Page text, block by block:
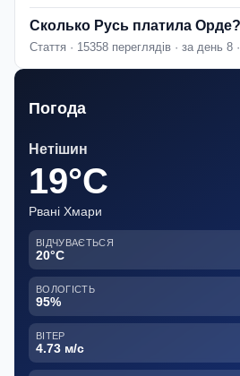
Сколько Русь платила Орде?
Стаття · 15358 переглядів · за день 8
Погода
Нетішин
19°C
Рвані Хмари
ВІДЧУВАЄТЬСЯ
20°C
ВОЛОГІСТЬ
95%
ВІТЕР
4.73 м/с